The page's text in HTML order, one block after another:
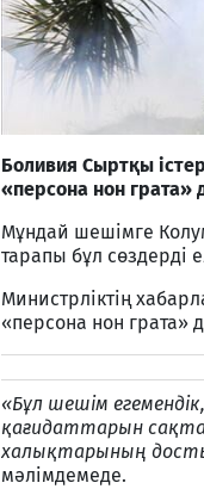
Боливия Сыртқы
«персона нон
Мұндай шешімге
тарапы бұл сөздерді
Министрліктің
«персона нон
«Бұл шешім
қағидаттарын
халықтарының
мәлімдемеде.